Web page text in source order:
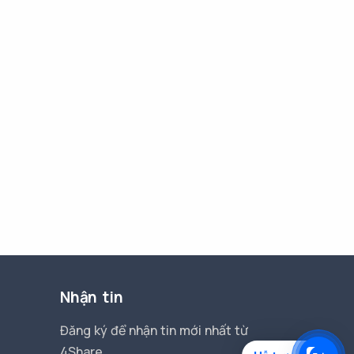
Nhận tin
Đăng ký để nhận tin mới nhất từ